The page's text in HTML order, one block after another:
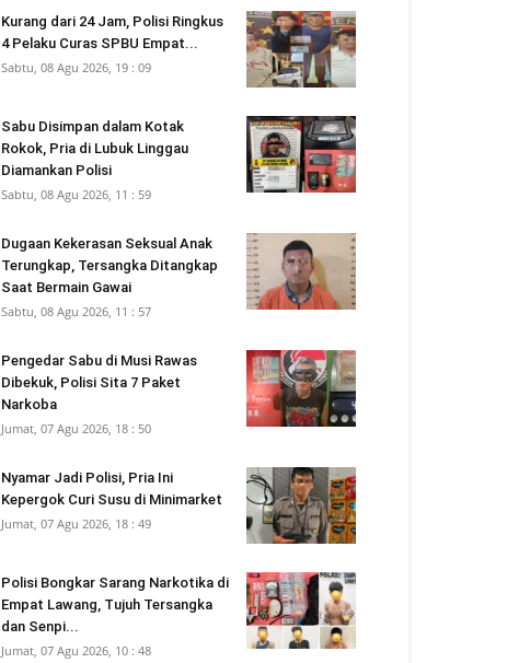
Kurang dari 24 Jam, Polisi Ringkus
4 Pelaku Curas SPBU Empat...
Sabtu, 08 Agu 2026, 19 : 09
Sabu Disimpan dalam Kotak
Rokok, Pria di Lubuk Linggau
Diamankan Polisi
Sabtu, 08 Agu 2026, 11 : 59
Dugaan Kekerasan Seksual Anak
Terungkap, Tersangka Ditangkap
Saat Bermain Gawai
Sabtu, 08 Agu 2026, 11 : 57
Pengedar Sabu di Musi Rawas
Dibekuk, Polisi Sita 7 Paket
Narkoba
Jumat, 07 Agu 2026, 18 : 50
Nyamar Jadi Polisi, Pria Ini
Kepergok Curi Susu di Minimarket
Jumat, 07 Agu 2026, 18 : 49
Polisi Bongkar Sarang Narkotika di
Empat Lawang, Tujuh Tersangka
dan Senpi...
Jumat, 07 Agu 2026, 10 : 48